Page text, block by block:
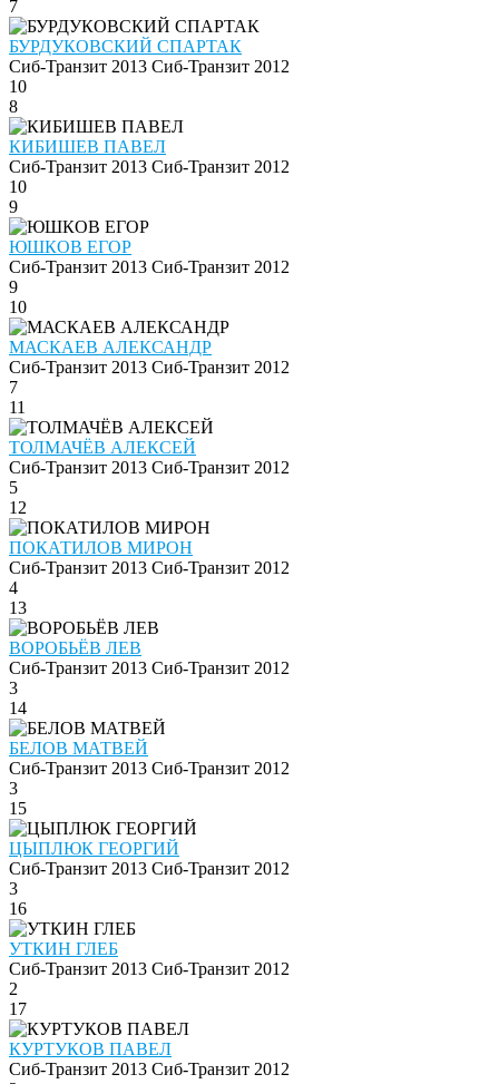
7
БУРДУКОВСКИЙ СПАРТАК
Сиб-Транзит 2013 Сиб-Транзит 2012
10
8
КИБИШЕВ ПАВЕЛ
Сиб-Транзит 2013 Сиб-Транзит 2012
10
9
ЮШКОВ ЕГОР
Сиб-Транзит 2013 Сиб-Транзит 2012
9
10
МАСКАЕВ АЛЕКСАНДР
Сиб-Транзит 2013 Сиб-Транзит 2012
7
11
ТОЛМАЧЁВ АЛЕКСЕЙ
Сиб-Транзит 2013 Сиб-Транзит 2012
5
12
ПОКАТИЛОВ МИРОН
Сиб-Транзит 2013 Сиб-Транзит 2012
4
13
ВОРОБЬЁВ ЛЕВ
Сиб-Транзит 2013 Сиб-Транзит 2012
3
14
БЕЛОВ МАТВЕЙ
Сиб-Транзит 2013 Сиб-Транзит 2012
3
15
ЦЫПЛЮК ГЕОРГИЙ
Сиб-Транзит 2013 Сиб-Транзит 2012
3
16
УТКИН ГЛЕБ
Сиб-Транзит 2013 Сиб-Транзит 2012
2
17
КУРТУКОВ ПАВЕЛ
Сиб-Транзит 2013 Сиб-Транзит 2012